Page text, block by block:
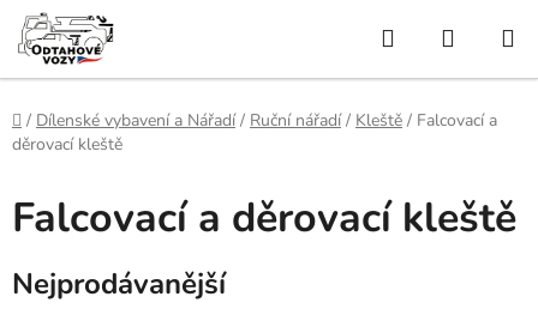
Přejít
na
obsah
Hledat
KOŠÍK
Domů
/ Dílenské vybavení a Nářadí / Ruční nářadí / Kleště / Falcovací a
děrovací kleště
Falcovací a děrovací kleště
Nejprodávanější